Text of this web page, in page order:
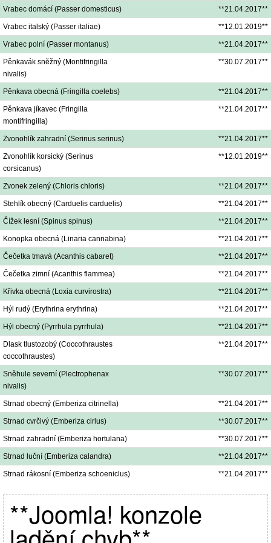
Vrabec domácí (Passer domesticus) **21.04.2017**
Vrabec italský (Passer italiae) **12.01.2019**
Vrabec polní (Passer montanus) **21.04.2017**
Pěnkavák sněžný (Montifringilla
nivalis)
**30.07.2017**
Pěnkava obecná (Fringilla coelebs) **21.04.2017**
Pěnkava jíkavec (Fringilla
montifringilla)
**21.04.2017**
Zvonohlík zahradní (Serinus serinus) **21.04.2017**
Zvonohlík korsický (Serinus
corsicanus)
**12.01.2019**
Zvonek zelený (Chloris chloris) **21.04.2017**
Stehlík obecný (Carduelis carduelis) **21.04.2017**
Čížek lesní (Spinus spinus) **21.04.2017**
Konopka obecná (Linaria cannabina) **21.04.2017**
Čečetka tmavá (Acanthis cabaret) **21.04.2017**
Čečetka zimní (Acanthis flammea) **21.04.2017**
Křivka obecná (Loxia curvirostra) **21.04.2017**
Hýl rudý (Erythrina erythrina) **21.04.2017**
Hýl obecný (Pyrrhula pyrrhula) **21.04.2017**
Dlask tlustozobý (Coccothraustes
coccothraustes)
**21.04.2017**
Sněhule severní (Plectrophenax
nivalis)
**30.07.2017**
Strnad obecný (Emberiza citrinella) **21.04.2017**
Strnad cvrčivý (Emberiza cirlus) **30.07.2017**
Strnad zahradní (Emberiza hortulana) **30.07.2017**
Strnad luční (Emberiza calandra) **21.04.2017**
Strnad rákosní (Emberiza schoeniclus) **21.04.2017**
**Joomla! konzole